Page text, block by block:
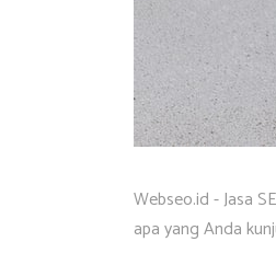
Webseo.id - Jasa
apa yang Anda